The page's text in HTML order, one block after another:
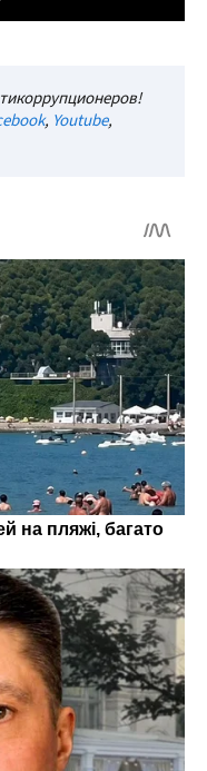
, Youtube,